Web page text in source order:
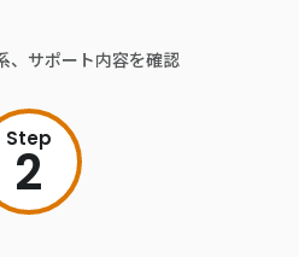
、サポート内容を確認
Step
2